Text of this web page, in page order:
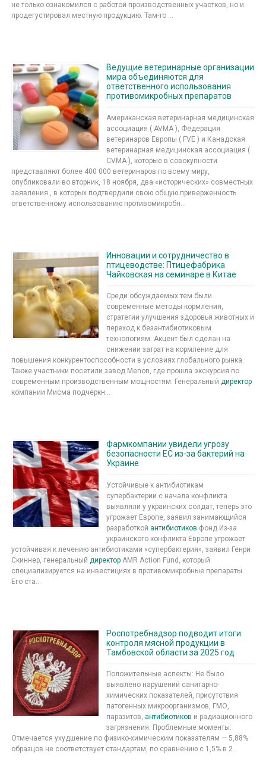
не только ознакомился с работой производственных участков, но и
продегустировал местную продукцию. Там-то ...
Ведущие ветеринарные организации
мира объединяются для
ответственного использования
противомикробных препаратов
Американская ветеринарная медицинская
ассоциация ( AVMA ), Федерация
ветеринаров Европы ( FVE ) и Канадская
ветеринарная медицинская ассоциация (
CVMA ), которые в совокупности
представляют более 400 000 ветеринаров по всему миру,
опубликовали во вторник, 18 ноября, два «исторических» совместных
заявления , в которых подтвердили свою общую приверженность
ответственному использованию противомикробн...
Инновации и сотрудничество в
птицеводстве: Птицефабрика
Чайковская на семинаре в Китае
Среди обсуждаемых тем были
современные методы кормления,
стратегии улучшения здоровья животных и
переход к безантибиотиковым
технологиям. Акцент был сделан на
снижении затрат на кормление для
повышения конкурентоспособности в условиях глобального рынка.
Также участники посетили завод Menon, где прошла экскурсия по
современным производственным мощностям. Генеральный директор
компании Мисма подчеркн...
Фармкомпании увидели угрозу
безопасности ЕС из-за бактерий на
Украине
Устойчивые к антибиотикам
супербактерии с начала конфликта
выявляли у украинских солдат, теперь это
угрожает Европе, заявил занимающийся
разработкой антибиотиков фонд Из-за
украинского конфликта Европе угрожает
устойчивая к лечению антибиотиками «супербактерия», заявил Генри
Скиннер, генеральный директор AMR Action Fund, который
специализируется на инвестициях в противомикробные препараты.
Его ста...
Роспотребнадзор подводит итоги
контроля мясной продукции в
Тамбовской области за 2025 год
Положительные аспекты: Не было
выявлено нарушений санитарно-
химических показателей, присутствия
патогенных микроорганизмов, ГМО,
паразитов, антибиотиков и радиационного
загрязнения. Проблемные моменты:
Отмечается ухудшение по физико-химическим показателям — 5,88%
образцов не соответствует стандартам, по сравнению с 1,5% в 2...